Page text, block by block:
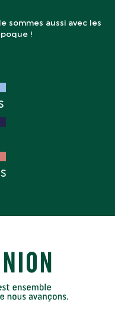
sommes aussi avec les
!